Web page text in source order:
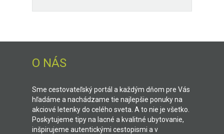
O NÁS
Sme cestovateľský portál a každým dňom pre Vás
hľadáme a nachádzame tie najlepšie ponuky na
akciové letenky do celého sveta. A to nie je všetko.
Poskytujeme tipy na lacné a kvalitné ubytovanie,
inšpirujeme autentickými cestopismi a v